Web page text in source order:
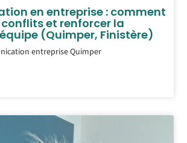
en entreprise : comment
et renforcer la
(Quimper, Finistère)
entreprise Quimper